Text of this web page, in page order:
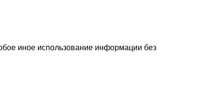
иное использование информации без